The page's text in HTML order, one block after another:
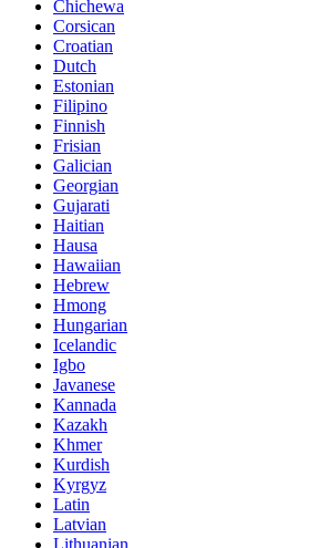
Chichewa
Corsican
Croatian
Dutch
Estonian
Filipino
Finnish
Frisian
Galician
Georgian
Gujarati
Haitian
Hausa
Hawaiian
Hebrew
Hmong
Hungarian
Icelandic
Igbo
Javanese
Kannada
Kazakh
Khmer
Kurdish
Kyrgyz
Latin
Latvian
Lithuanian